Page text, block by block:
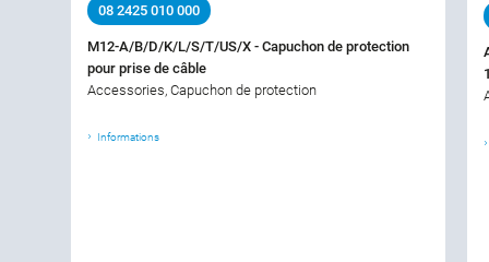
08 2425 010 000
M12-A/B/D/K/L/S/T/US/X - Capuchon de protection
pour prise de câble
Accessories, Capuchon de protection
Informations